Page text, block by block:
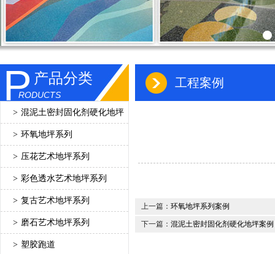
P产品分类
RODUCTS
> 混泥土密封固化剂硬化地坪
> 环氧地坪系列
> 压花艺术地坪系列
> 彩色透水艺术地坪系列
> 复古艺术地坪系列
> 磨石艺术地坪系列
> 塑胶跑道
工程案例
上一篇： 环氧地坪系列案例
下一篇： 混泥土密封固化剂硬化地坪案例